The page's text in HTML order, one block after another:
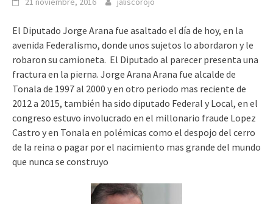
El Diputado Jorge Arana fue asaltado el día de hoy, en la
avenida Federalismo, donde unos sujetos lo abordaron y le
robaron su camioneta. El Diputado al parecer presenta una
fractura en la pierna. Jorge Arana Arana fue alcalde de
Tonala de 1997 al 2000 y en otro periodo mas reciente de
2012 a 2015, también ha sido diputado Federal y Local, en el
congreso estuvo involucrado en el millonario fraude Lopez
Castro y en Tonala en polémicas como el despojo del cerro
de la reina o pagar por el nacimiento mas grande del mundo
que nunca se construyo